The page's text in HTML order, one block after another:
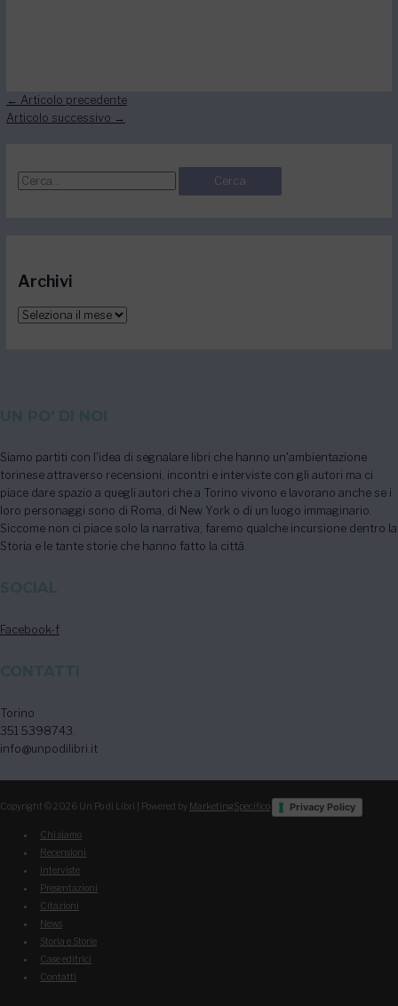
← Articolo precedente
Articolo successivo →
Archivi
UN PO' DI NOI
Siamo partiti con l'idea di segnalare libri che hanno un'ambientazione
torinese attraverso recensioni, incontri e interviste con gli autori ma ci
piace dare spazio a quegli autori che a Torino vivono e lavorano anche se i
loro personaggi sono di Roma, di New York o di un luogo immaginario.
Siccome non ci piace solo la narrativa, faremo qualche incursione dentro la
Storia e le tante storie che hanno fatto la città.
SOCIAL
Facebook-f
CONTATTI
Torino
351 5398743.
info@unpodilibri.it
Copyright © 2026 Un Po di Libri | Powered by MarketingSpecifico Privacy Policy
Chi siamo
Recensioni
Interviste
Presentazioni
Citazioni
News
Storia e Storie
Case editrici
Contatti